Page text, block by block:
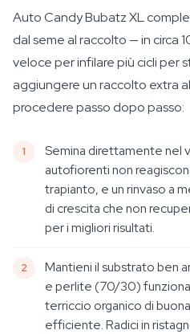
Auto Candy Bubatz XL
dal seme al raccolto — in circa
veloce per infilare più cicli per
aggiungere un raccolto extra
procedere passo dopo passo:
Semina direttamente nel
autofiorenti non
trapianto, e un rinvaso a
di crescita che non
per i migliori risultati.
Mantieni il substrato ben
e perlite (70/30)
terriccio organico di
efficiente. Radici in